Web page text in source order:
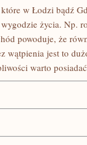
w Łodzi bądź
życia. Np.
powoduje, że
jest to
warto